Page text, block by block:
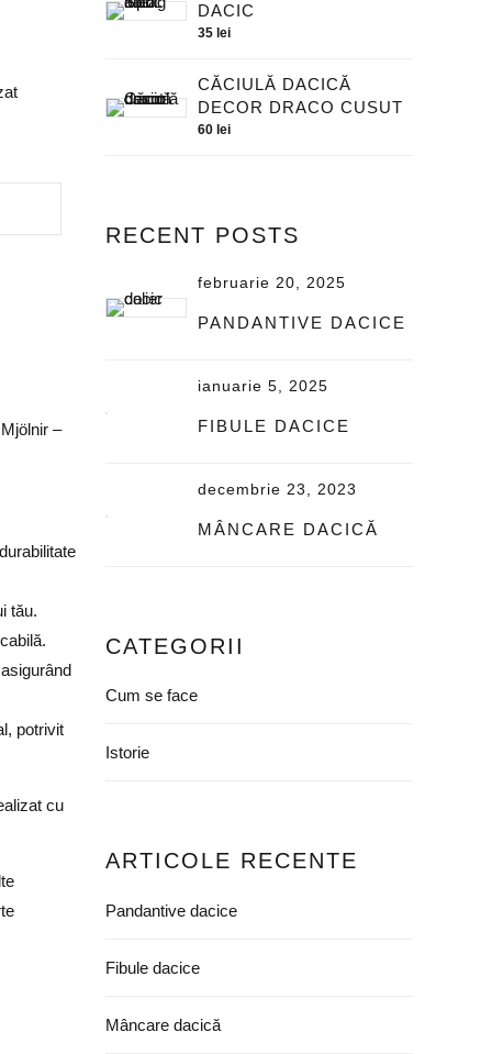
–
tău.
potrivit
cu
DACIC
35 lei
CĂCIULĂ DACICĂ
DECOR DRACO CUSUT
60 lei
RECENT POSTS
februarie 20, 2025
PANDANTIVE DACICE
ianuarie 5, 2025
FIBULE DACICE
decembrie 23, 2023
MÂNCARE DACICĂ
CATEGORII
Cum se face
Istorie
ARTICOLE RECENTE
Pandantive dacice
Fibule dacice
Mâncare dacică